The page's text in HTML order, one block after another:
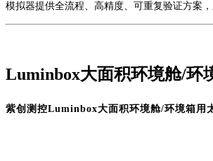
模拟器提供全流程、高精度、可重复验证方案
Luminbox大面积环境舱/环
紫创测控Luminbox大面积环境舱/环境箱用